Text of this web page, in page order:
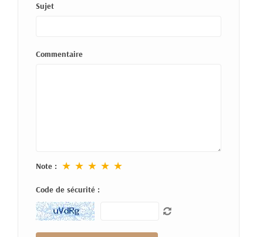
Sujet
Commentaire
Note : ★ ★ ★ ★ ★
Code de sécurité :